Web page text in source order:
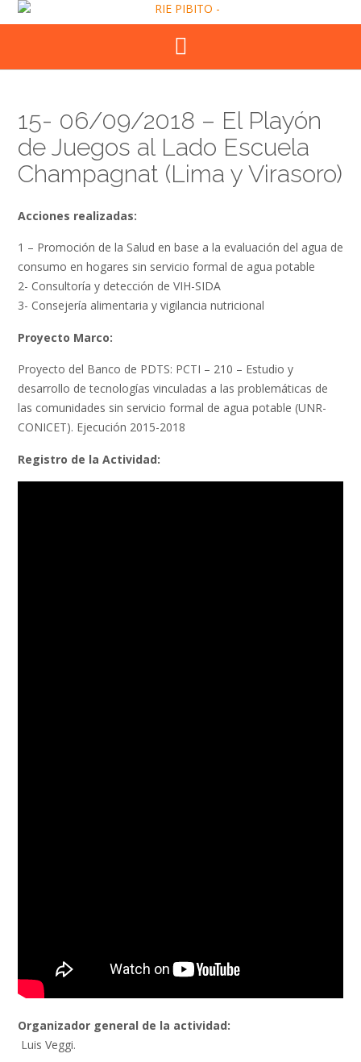
Skip
to
15- 06/09/2018 – El Playón
de Juegos al Lado Escuela
Champagnat (Lima y Virasoro)
Acciones realizadas:
1 – Promoción de la Salud en base a la evaluación del agua de
consumo en hogares sin servicio formal de agua potable
2- Consultoría y detección de VIH-SIDA
3- Consejería alimentaria y vigilancia nutricional
Proyecto Marco:
Proyecto del Banco de PDTS: PCTI – 210 – Estudio y
desarrollo de tecnologías vinculadas a las problemáticas de
las comunidades sin servicio formal de agua potable (UNR-
CONICET). Ejecución 2015-2018
Registro de la Actividad:
Organizador general de la actividad:
Luis Veggi.